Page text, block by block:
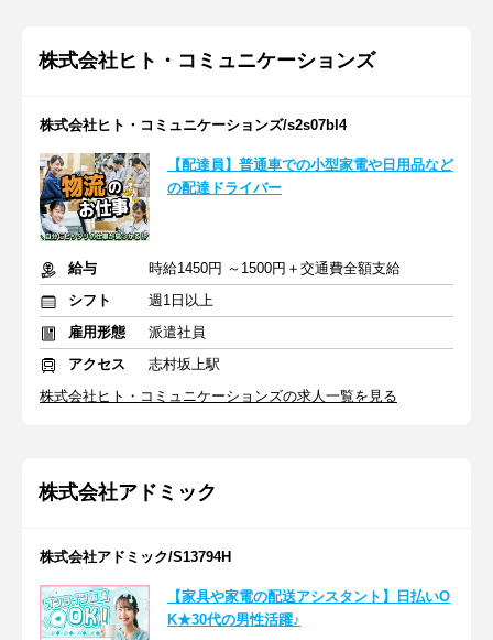
株式会社ヒト・コミュニケーションズ
株式会社ヒト・コミュニケーションズ/s2s07bl4
【配達員】普通車での小型家電や日用品など
の配達ドライバー
給与
時給1450円 ～1500円＋交通費全額支給
シフト
週1日以上
雇用形態
派遣社員
アクセス
志村坂上駅
株式会社ヒト・コミュニケーションズの求人一覧を見る
株式会社アドミック
株式会社アドミック/S13794H
【家具や家電の配送アシスタント】日払いO
K★30代の男性活躍♪